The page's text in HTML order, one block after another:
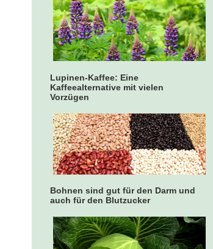
Lupinen-Kaffee: Eine
Kaffeealternative mit vielen
Vorzügen
Bohnen sind gut für den Darm und
auch für den Blutzucker